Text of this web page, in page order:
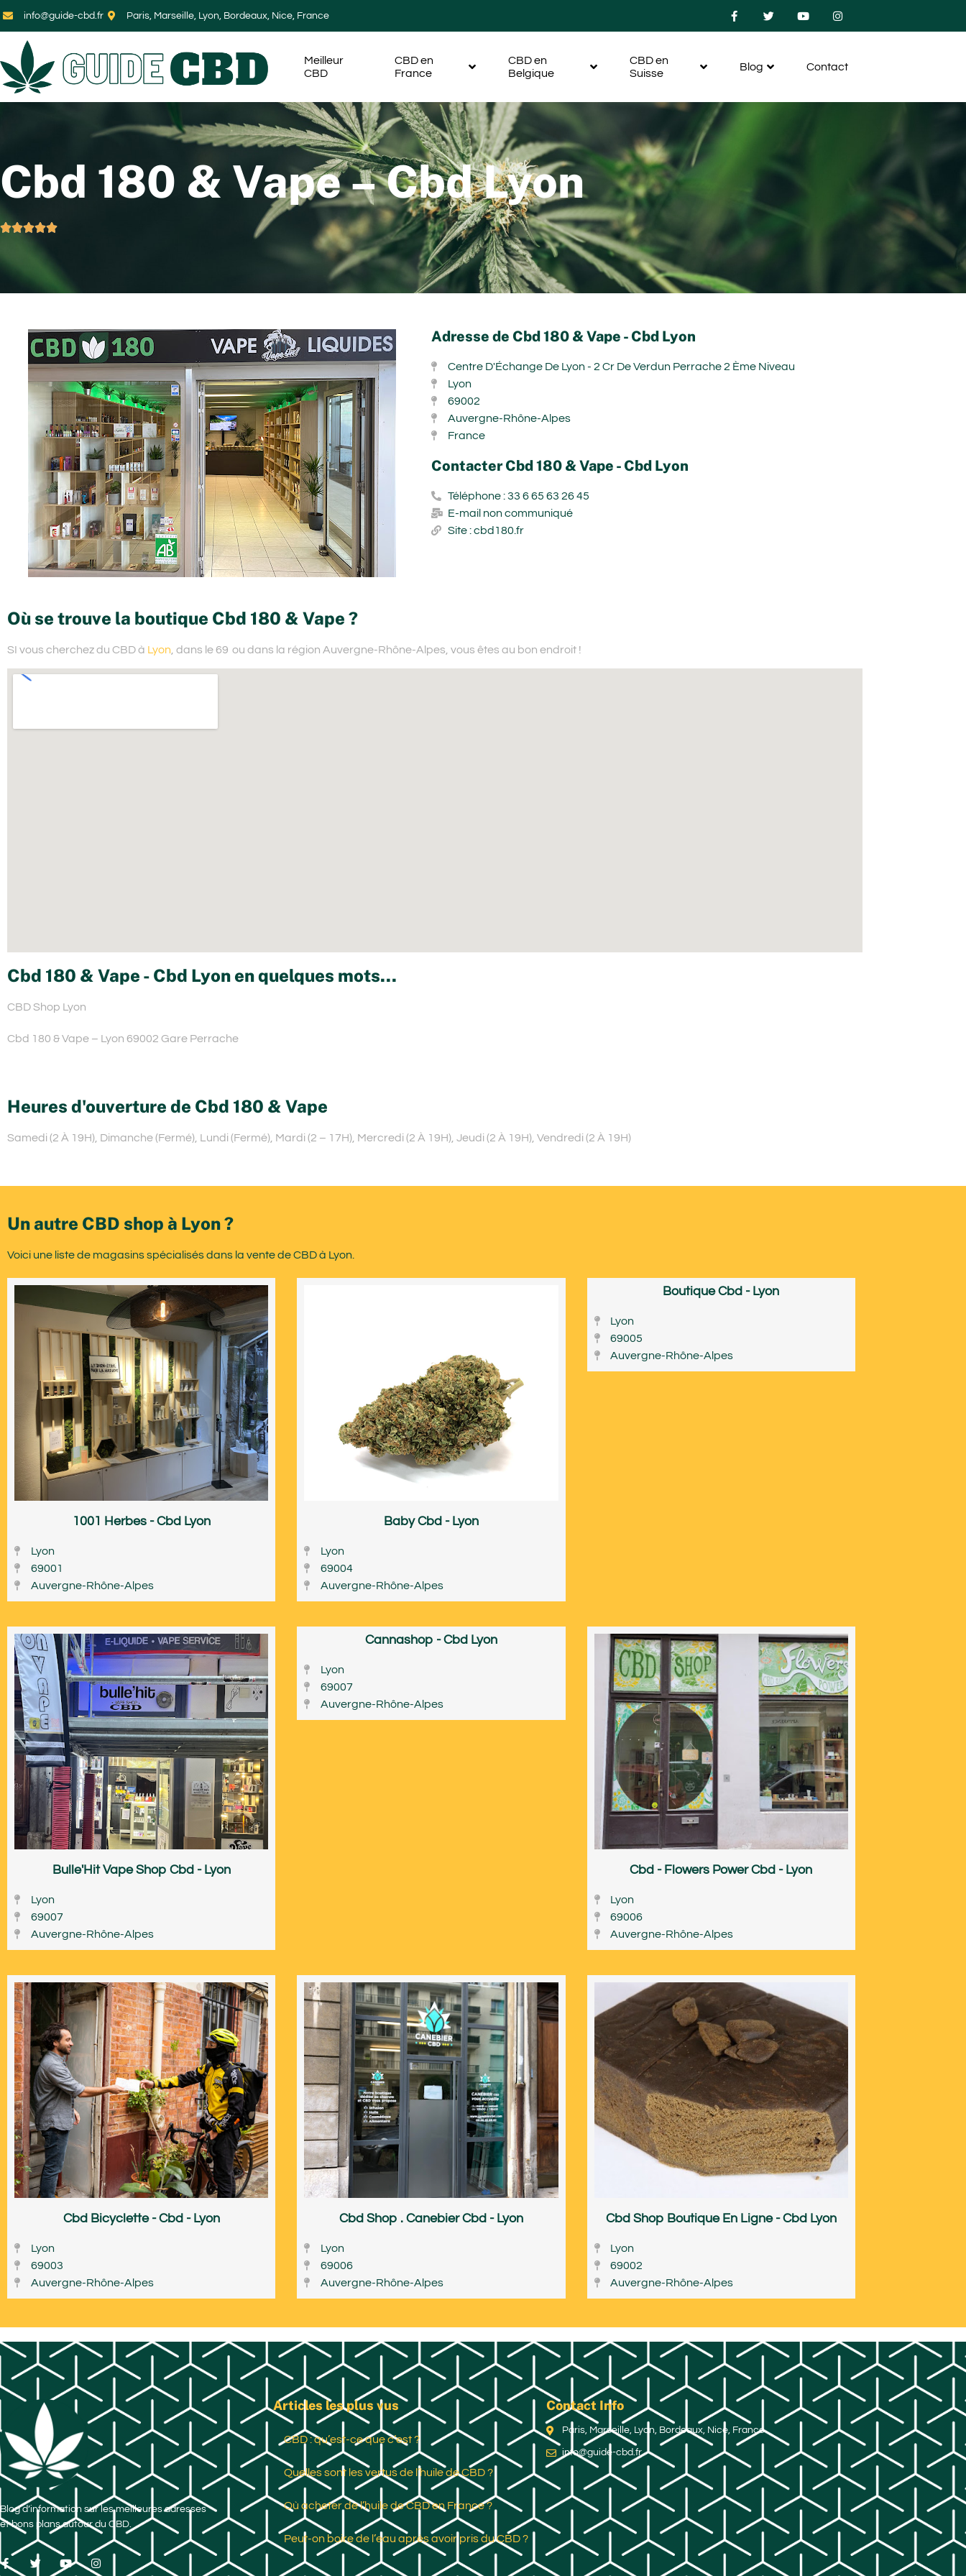
info@guide-cbd.fr Paris, Marseille, Lyon, Bordeaux, Nice, France
Meilleur
CBD
CBD en
France
CBD en
Belgique
CBD en
Suisse
Blog Contact
Cbd 180 & Vape – Cbd Lyon

Adresse de Cbd 180 & Vape - Cbd Lyon
Centre D'Échange De Lyon - 2 Cr De Verdun Perrache 2 Ème Niveau
Lyon
69002
Auvergne-Rhône-Alpes
France
Contacter Cbd 180 & Vape - Cbd Lyon
Téléphone : 33 6 65 63 26 45
E-mail non communiqué
Site : cbd180.fr
Où se trouve la boutique Cbd 180 & Vape ?
SI vous cherchez du CBD à Lyon , dans le 69 ou dans la région Auvergne-Rhône-Alpes, vous êtes au bon endroit !
Cbd 180 & Vape - Cbd Lyon en quelques mots...
CBD Shop Lyon
Cbd 180 & Vape – Lyon 69002 Gare Perrache
Heures d'ouverture de Cbd 180 & Vape
Samedi (2 À 19H), Dimanche (Fermé), Lundi (Fermé), Mardi (2 – 17H), Mercredi (2 À 19H), Jeudi (2 À 19H), Vendredi (2 À 19H)
Un autre CBD shop à Lyon ?
Voici une liste de magasins spécialisés dans la vente de CBD à Lyon.
1001 Herbes - Cbd Lyon
Lyon
69001
Auvergne-Rhône-Alpes
Baby Cbd - Lyon
Lyon
69004
Auvergne-Rhône-Alpes
Boutique Cbd - Lyon
Lyon
69005
Auvergne-Rhône-Alpes
Bulle'Hit Vape Shop Cbd - Lyon
Lyon
69007
Auvergne-Rhône-Alpes
Cannashop - Cbd Lyon
Lyon
69007
Auvergne-Rhône-Alpes
Cbd - Flowers Power Cbd - Lyon
Lyon
69006
Auvergne-Rhône-Alpes
Cbd Bicyclette - Cbd - Lyon
Lyon
69003
Auvergne-Rhône-Alpes
Cbd Shop . Canebier Cbd - Lyon
Lyon
69006
Auvergne-Rhône-Alpes
Cbd Shop Boutique En Ligne - Cbd Lyon
Lyon
69002
Auvergne-Rhône-Alpes
Blog d’information sur les meilleures adresses
et bons plans autour du CBD.
Articles les plus vus
CBD : qu’est-ce que c’est ?
Quelles sont les vertus de l’huile de CBD ?
Où acheter de l’huile de CBD en France ?
Peut-on boire de l’eau après avoir pris du CBD ?
Contact Info
Paris, Marseille, Lyon, Bordeaux, Nice, France
info@guide-cbd.fr